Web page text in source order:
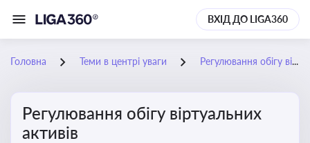
ВХІД ДО LIGA360
Головна Теми в центрі уваги Регулювання обігу віртуальних активів
Регулювання обігу віртуальних
активів